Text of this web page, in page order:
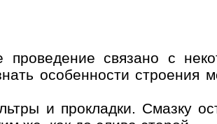
связано с
особенности строения
и прокладки. Смазку